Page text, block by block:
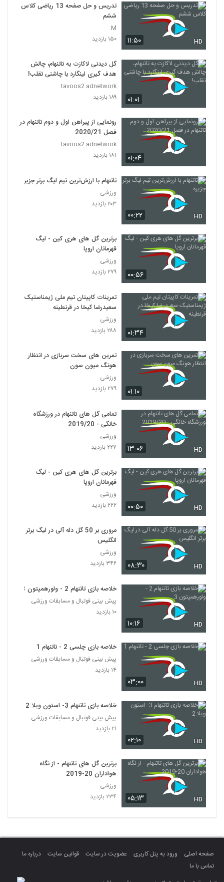
۱۱:۵۰ HD
تدریس و حل صفحه 13 ریاضی کلاس
ششم
M
۱۵۰ بازدید
۰۱:۰۱
گل دیدنی لاکازت به تاتنهام، چالش
هدف گیری لینگارد با چاشنی تقلب!
tavoos2 adnetwork
۱۸۹ بازدید
۰۱:۰۴
رونمایی از پیراهن اول و دوم تاتنهام در
فصل 2020/21
tavoos2 adnetwork
۱۸۱ بازدید
۰۰:۲۲ HD
تاتنهام با ارزش‌ترین تیم لیگ برتر جزیره
ورزشی
۲۰۳ بازدید
۰۰:۵۶
برترین گل های هری کین - لیگ
قهرمانان اروپا
ورزشی
۲۷۹ بازدید
۰۱:۳۴
تمرینات کاپیتان تیم ملی ژیمناستیک
سعیدرضا کیخا در قرنطینه
ورزشی
۲۸۸ بازدید
۰۱:۱۰
تمرین‌ های سخت سربازی در انتظار
هونگ میون سون
ورزشی
۲۷۹ بازدید
۱۳:۰۶ HD
تمامی گل های تاتنهام در ورزشگاه
خانگی - 2019/20
ورزشی
۲۲۷ بازدید
۰۰:۵۰ HD
برترین گل های هری کین - لیگ
قهرمانان اروپا
ورزشی
۲۲۲ بازدید
۰۸:۳۰ HD
مروری بر 50 گل دله آلی در لیگ برتر
انگلیس
ورزشی
۳۴۶ بازدید
۱۰:۱۶ HD
خلاصه بازی تاتنهام 2 - ولورهمپتون 3
پیش بینی فوتبال و مسابقات ورزشی
۱۰ بازدید
۰۳:۰۰ HD
خلاصه بازی چلسی 2 - تاتنهام 1
پیش بینی فوتبال و مسابقات ورزشی
۱۴ بازدید
۰۲:۱۰ HD
خلاصه بازی تاتنهام 3- استون ویلا 2
پیش بینی فوتبال و مسابقات ورزشی
۲۱ بازدید
۰۵:۱۳ HD
برترین گل های تاتنهام - از نگاه
هواداران 20-2019
ورزشی
۲۳۴ بازدید
صفحه اصلی ورود به پنل کاربری عضویت در سایت قوانین سایت
درباره ما
تماس با ما